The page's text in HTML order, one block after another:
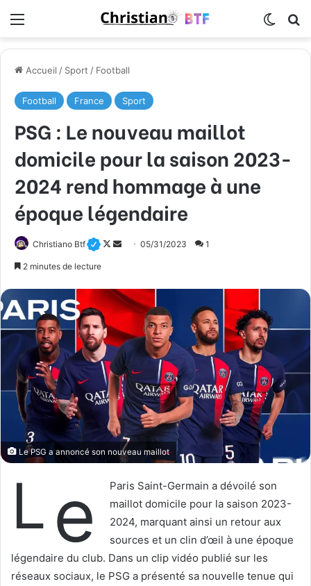
Accueil / Sport / Football
Football France Sport
PSG : Le nouveau maillot
domicile pour la saison 2023-
2024 rend hommage à une
époque légendaire
Christiano Btf
F
l
o
w
o
n
X
o
y
r
u
n
c
o
r
r
l
05/31/2023 1
2 minutes de lecture
Le PSG a annoncé son nouveau maillot
Le
Paris Saint-Germain a dévoilé son
maillot domicile pour la saison 2023-
2024, marquant ainsi un retour aux
sources et un clin d’œil à une époque
légendaire du club. Dans un clip vidéo publié sur les
réseaux sociaux, le PSG a présenté sa nouvelle tenue qui